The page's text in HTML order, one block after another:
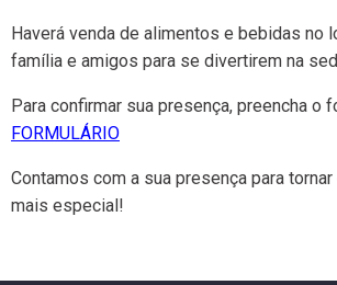
Haverá venda de alimentos e bebidas no
família e amigos para se divertirem na
Para confirmar sua presença, preencha o
FORMULÁRIO
Contamos com a sua presença para
mais especial!